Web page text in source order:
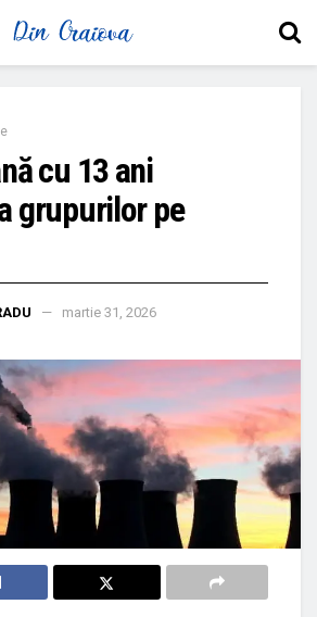
cu 13 ani
grupurilor pe
martie 31, 2026